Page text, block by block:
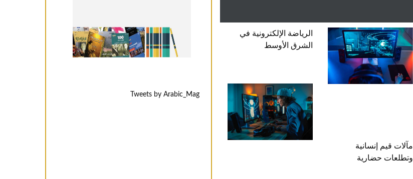
الرياضة الإلكترونية في
الشرق الأوسط
مآلات قيم إنسانية
وتطلعات حضارية